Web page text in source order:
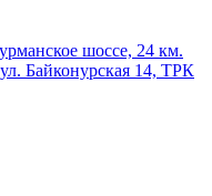
шоссе, 24 км.
Байконурская 14, ТРК